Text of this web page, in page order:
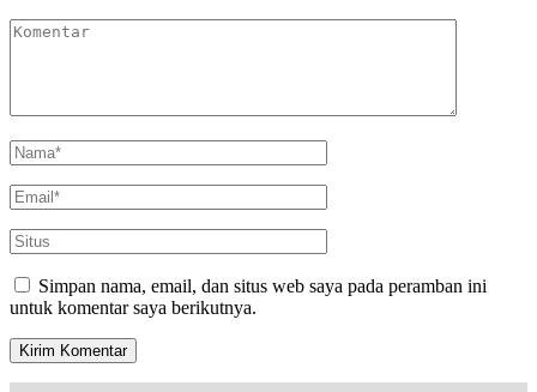
Simpan nama, email, dan situs web saya pada peramban ini
untuk komentar saya berikutnya.